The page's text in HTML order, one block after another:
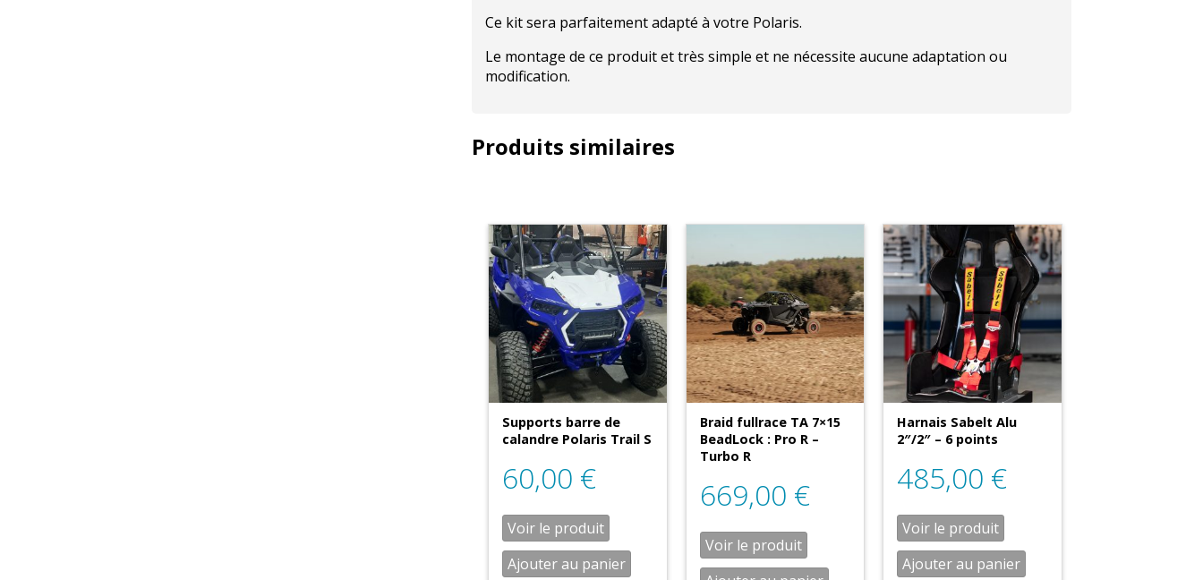
Ce kit sera parfaitement adapté à votre Polaris.
Le montage de ce produit et très simple et ne nécessite aucune adaptation ou
modification.
Produits similaires
Supports barre de
calandre Polaris Trail S
60,00 €
Voir le produit
Ajouter au panier
Braid fullrace TA 7×15
BeadLock : Pro R –
Turbo R
669,00 €
Voir le produit
Harnais Sabelt Alu
2″/2″ – 6 points
485,00 €
Voir le produit
Ajouter au panier